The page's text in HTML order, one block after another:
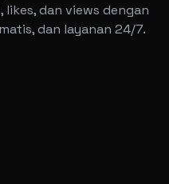
dan views dengan
dan layanan 24/7.